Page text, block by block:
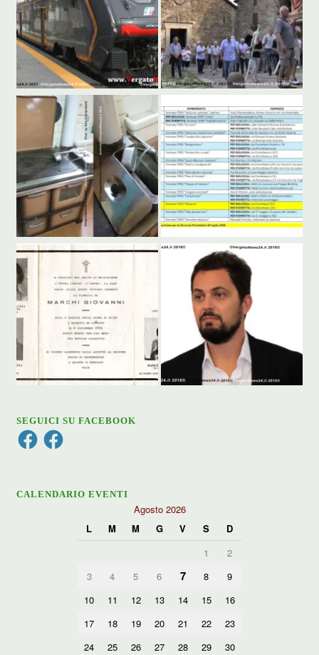
SEGUICI SU FACEBOOK
FacebookFacebook
CALENDARIO EVENTI
Agosto 2026
L
M M G V S
D
1
2
3
4 5 6 7 8
9
10
11 12 13 14 15
16
17
18 19 20 21 22
23
24
25 26 27 28 29
30